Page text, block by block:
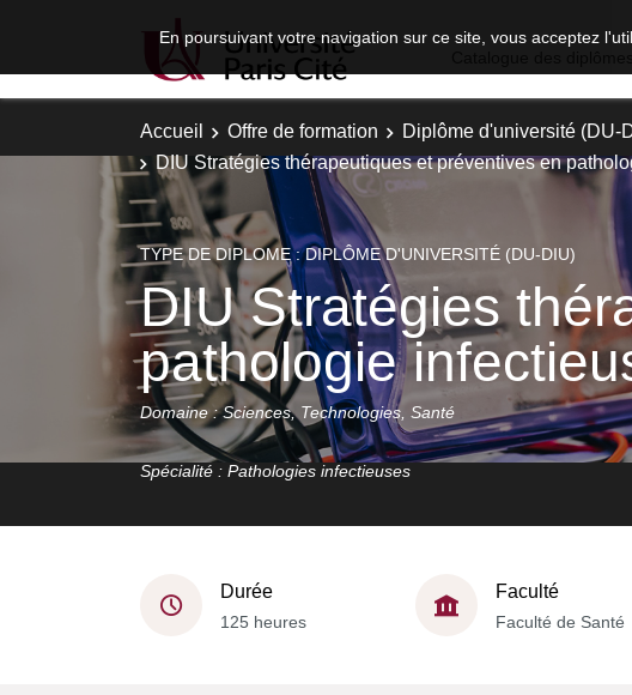
En poursuivant votre navigation sur ce site, vous acceptez
Accueil Offre de formation Diplôme d'université (DU-
DIU Stratégies thérapeutiques et préventives en
TYPE DE DIPLOME : DIPLÔME D'UNIVERSITÉ (DU-DIU)
DIU Stratégies
pathologie
Domaine : Sciences, Technologies, Santé
Spécialité : Pathologies infectieuses
Durée
125 heures
Faculté
Faculté de Santé